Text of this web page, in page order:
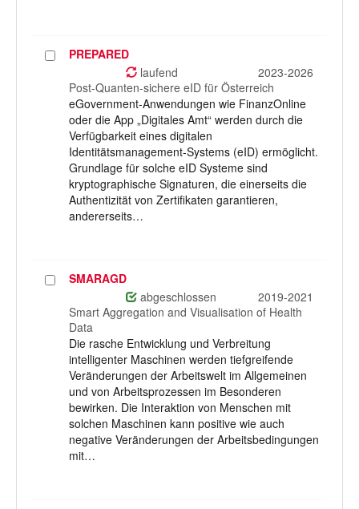
ProjektPREPARED
laufend
2023-2026
Post-Quanten-sichere eID für Österreich
eGovernment-Anwendungen wie FinanzOnline
oder die App „Digitales Amt“ werden durch die
Verfügbarkeit eines digitalen
Identitätsmanagement-Systems (eID) ermöglicht.
Grundlage für solche eID Systeme sind
kryptographische Signaturen, die einerseits die
Authentizität von Zertifikaten garantieren,
andererseits…
ProjektSMARAGD
abgeschlossen
2019-2021
Smart Aggregation and Visualisation of Health
Data
Die rasche Entwicklung und Verbreitung
intelligenter Maschinen werden tiefgreifende
Veränderungen der Arbeitswelt im Allgemeinen
und von Arbeitsprozessen im Besonderen
bewirken. Die Interaktion von Menschen mit
solchen Maschinen kann positive wie auch
negative Veränderungen der Arbeitsbedingungen
mit…